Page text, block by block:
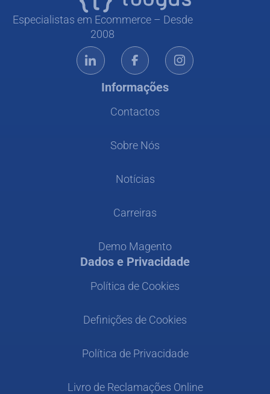
Especialistas em Ecommerce – Desde
2008
Informações
Contactos
Sobre Nós
Notícias
Carreiras
Demo Magento
Dados e Privacidade
Política de Cookies
Definições de Cookies
Política de Privacidade
Livro de Reclamações Online